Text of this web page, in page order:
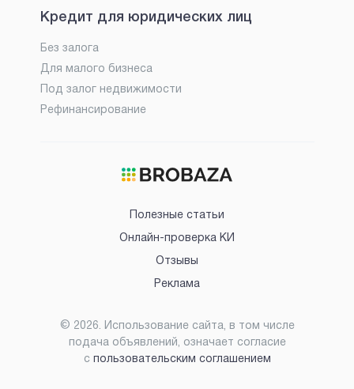
Кредит для юридических лиц
Без залога
Для малого бизнеса
Под залог недвижимости
Рефинансирование
Полезные статьи
Онлайн-проверка КИ
Отзывы
Реклама
© 2026. Использование сайта, в том числе
подача объявлений, означает согласие
с пользовательским соглашением